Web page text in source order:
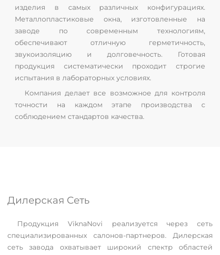
изделия в самых различных конфигурациях.
Металлопластиковые окна, изготовленные на
заводе по современным технологиям,
обеспечивают отличную герметичность,
звукоизоляцию и долговечность. Готовая
продукция систематически проходит строгие
испытания в лабораторных условиях.
Компания делает все возможное для контроля
точности на каждом этапе производства с
соблюдением стандартов качества.
Дилерская Сеть
Продукция ViknaNovi реализуется через сеть
специализированных салонов-партнеров. Дилерская
сеть завода охватывает широкий спектр областей